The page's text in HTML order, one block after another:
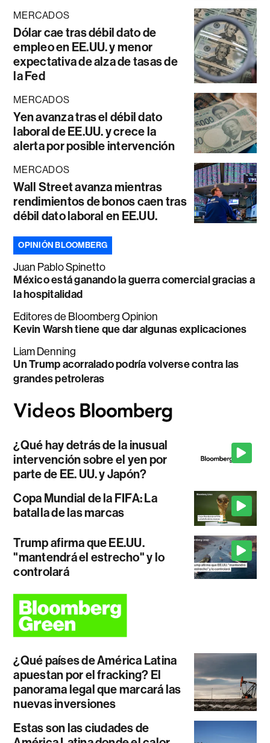
MERCADOS
Dólar cae tras débil dato de
empleo en EE.UU. y menor
expectativa de alza de tasas de
la Fed
MERCADOS
Yen avanza tras el débil dato
laboral de EE.UU. y crece la
alerta por posible intervención
MERCADOS
Wall Street avanza mientras
rendimientos de bonos caen tras
débil dato laboral en EE.UU.
OPINIÓN BLOOMBERG
Juan Pablo Spinetto
México está ganando la guerra comercial gracias a
la hospitalidad
Editores de Bloomberg Opinion
Kevin Warsh tiene que dar algunas explicaciones
Liam Denning
Un Trump acorralado podría volverse contra las
grandes petroleras
¿Qué hay detrás de la inusual
intervención sobre el yen por
parte de EE. UU. y Japón?
Copa Mundial de la FIFA: La
batalla de las marcas
Trump afirma que EE.UU.
"mantendrá el estrecho" y lo
controlará
¿Qué países de América Latina
apuestan por el fracking? El
panorama legal que marcará las
nuevas inversiones
Estas son las ciudades de